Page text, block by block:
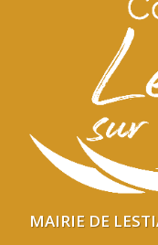
MAIRIE DE